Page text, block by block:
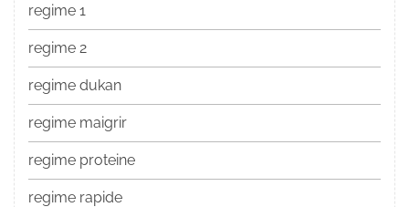
regime 1
regime 2
regime dukan
regime maigrir
regime proteine
regime rapide